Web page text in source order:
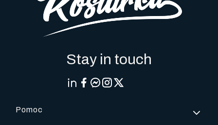
Stay in touch
Linki w stopce
Pomoc